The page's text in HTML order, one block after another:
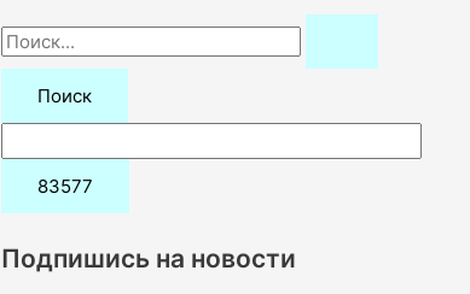
П
о
:
Подпишись на новости